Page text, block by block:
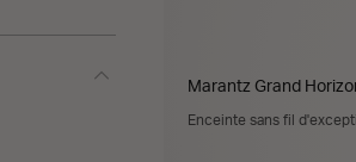
Marantz Grand
Enceinte sans fil